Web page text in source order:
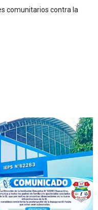
comunitarios contra la